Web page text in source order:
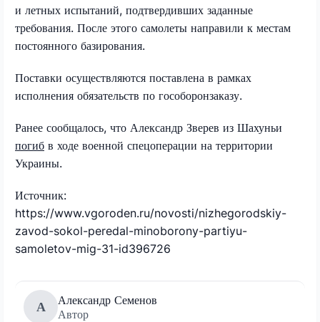
и летных испытаний, подтвердивших заданные
требования. После этого самолеты направили к местам
постоянного базирования.
Поставки осуществляются поставлена в рамках
исполнения обязательств по гособоронзаказу.
Ранее сообщалось, что Александр Зверев из Шахуньи
погиб в ходе военной спецоперации на территории
Украины.
Источник:
https://www.vgoroden.ru/novosti/nizhegorodskiy-
zavod-sokol-peredal-minoborony-partiyu-
samoletov-mig-31-id396726
А
Александр Семенов
Автор